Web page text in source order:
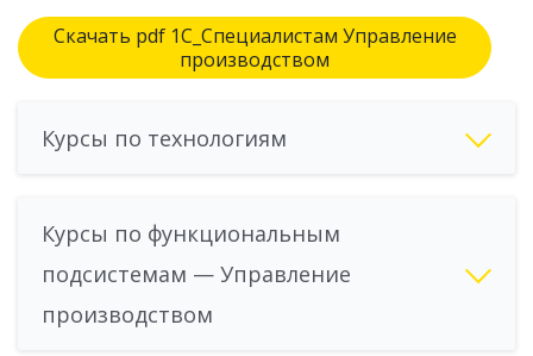
Скачать pdf 1С_Специалистам Управление
производством
Курсы по технологиям
Курсы по функциональным
подсистемам — Управление
производством